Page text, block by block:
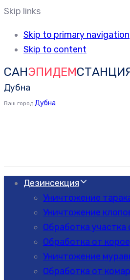
Skip links
Skip to primary navigation
Skip to content
САНЭПИДЕМ
Дубна
Ваш город Дубна
Дезинсекция
Уничтожение
Уничтожение
Обработка участка
Обработка от
Уничтожение
Обработка от